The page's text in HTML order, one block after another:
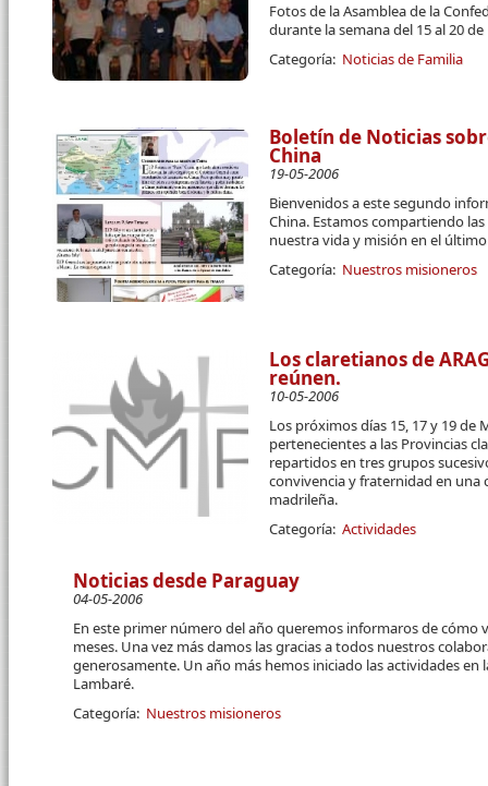
Fotos de la Asamblea de la
durante la semana del 15 al 20
Categoría: Noticias de Familia
Boletín de Noticias
China
19-05-2006
Bienvenidos a este segundo
China. Estamos compartiendo
nuestra vida y misión en el
Categoría: Nuestros misioneros
Los claretianos de
reúnen.
10-05-2006
Los próximos días 15, 17 y 19 de
pertenecientes a las Provincias
repartidos en tres grupos
convivencia y fraternidad en una
madrileña.
Categoría: Actividades
Noticias desde Paraguay
04-05-2006
En este primer número del año queremos informaros de cómo
meses. Una vez más damos las gracias a todos nuestros
generosamente. Un año más hemos iniciado las actividades en
Lambaré.
Categoría: Nuestros misioneros